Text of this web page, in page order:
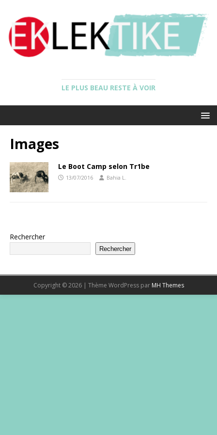
LE PLUS BEAU RESTE À VOIR
Images
Le Boot Camp selon Tr1be
13/07/2016 Bahia L.
Rechercher
Rechercher
Copyright © 2026 | Thème WordPress par MH Themes